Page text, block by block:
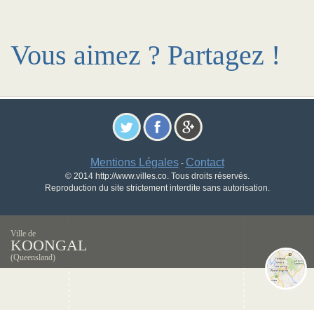
Vous aimez ? Partagez !
Mentions Légales- Contact
© 2014 http://www.villes.co. Tous droits réservés.
Reproduction du site strictement interdite sans autorisation.
Ville de
KOONGAL
(Queensland)